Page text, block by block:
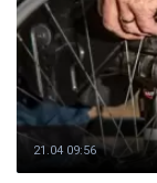
21.04 09:56